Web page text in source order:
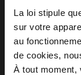
La loi stipule
sur votre
au
de cookies,
À tout moment,
_ga